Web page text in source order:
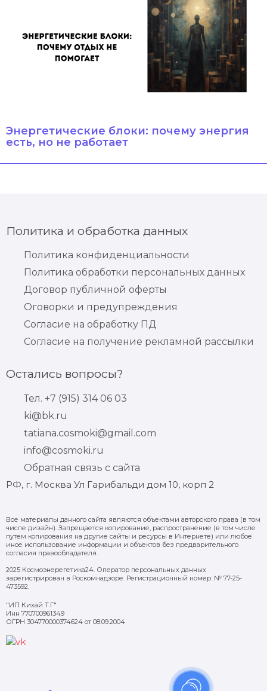
Энергетические блоки: почему энергия
есть, но не работает
Политика и обработка данных
Политика конфиденциальности
Политика обработки персональных данных
Договор публичной оферты
Оговорки и предупреждения
Согласие на обработку ПД
Согласие на получение рекламной рассылки
Остались вопросы?
Тел. +7 (915) 314 06 03
ki@bk.ru
tatiana.cosmoki@gmail.com
info@cosmoki.ru
Обратная связь с сайта
РФ, г. Москва Ул Гарибальди дом 10, корп 2
Все материалы данного сайта являются объектами авторского права (в том
числе дизайн). Запрещается копирование, распространение (в том числе
путем копирования на другие сайты и ресурсы в Интернете) или любое
иное использование информации и объектов без предварительного
согласия правообладателя.
2025 Космоэнерегетика24. Оператор персональных данных
зарегистрирован в Роскомнадзоре. Регистрационный номер: № 77-25-
473592.
"ИП Кихай Т.Г"
Инн 770700961349
ОГРН 304770000374624 от 08.09.2004